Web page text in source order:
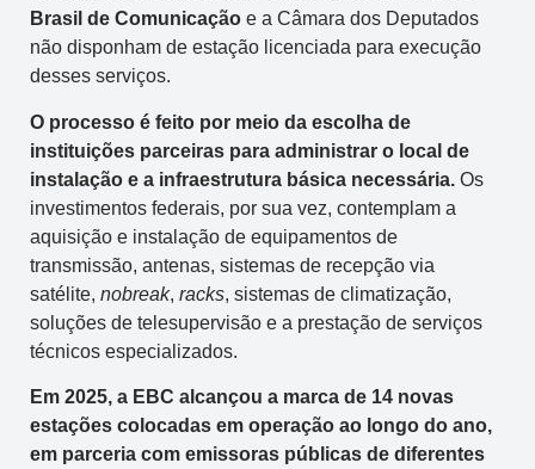
Brasil de Comunicação e a Câmara dos Deputados
não disponham de estação licenciada para execução
desses serviços.
O processo é feito por meio da escolha de
instituições parceiras para administrar o local de
instalação e a infraestrutura básica necessária. Os
investimentos federais, por sua vez, contemplam a
aquisição e instalação de equipamentos de
transmissão, antenas, sistemas de recepção via
satélite, nobreak, racks, sistemas de climatização,
soluções de telesupervisão e a prestação de serviços
técnicos especializados.
Em 2025, a EBC alcançou a marca de 14 novas
estações colocadas em operação ao longo do ano,
em parceria com emissoras públicas de diferentes